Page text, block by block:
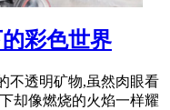
彩色世界
不透明矿物,虽然肉眼看
却像燃烧的火焰一样耀